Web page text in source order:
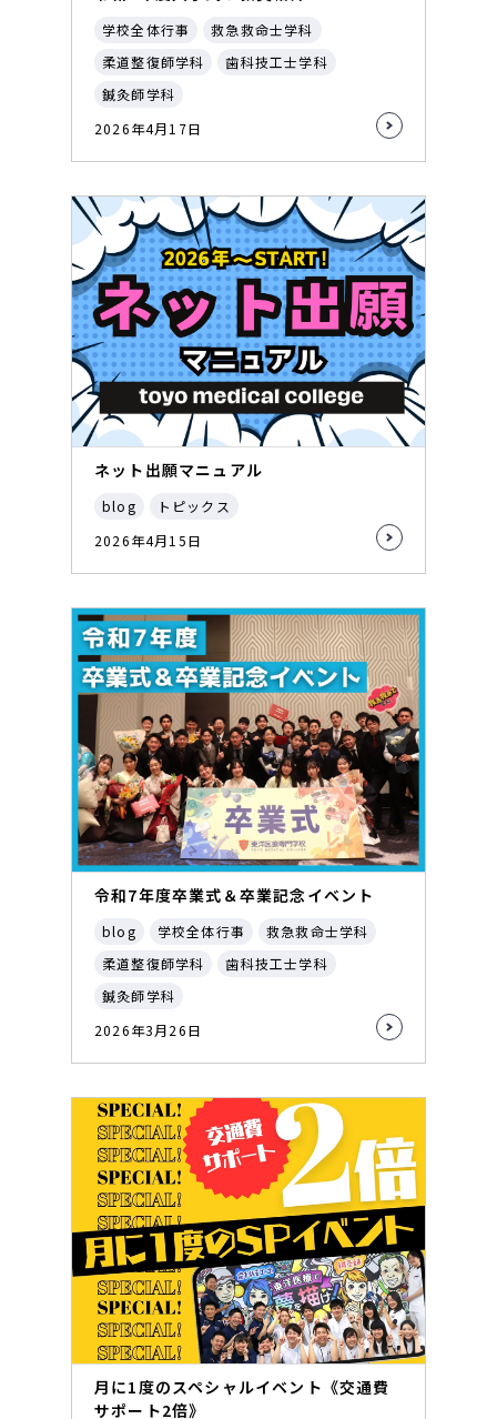
学校全体行事
救急救命士学科
柔道整復師学科
歯科技工士学科
鍼灸師学科
2026年4月17日
ネット出願マニュアル
blog
トピックス
2026年4月15日
令和7年度卒業式＆卒業記念イベント
blog 学校全体行事
救急救命士学科
柔道整復師学科
歯科技工士学科
鍼灸師学科
2026年3月26日
月に1度のスペシャルイベント《交通費
サポート2倍》